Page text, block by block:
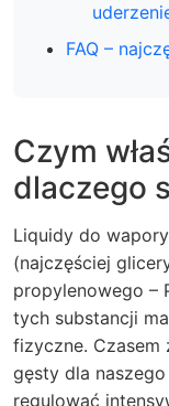
FAQ –
Czym
dlaczego
Liquidy do
(najczęściej
propylenowego –
tych substancji
fizyczne. Czasem
gęsty dla
regulować